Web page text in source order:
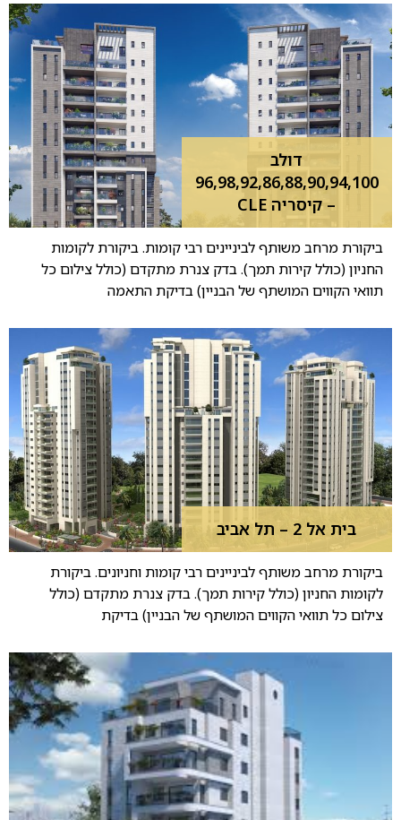
דולב
96,98,92,86,88,90,94,100
– קיסריה CLE
ביקורת מרחב משותף לביניינים רבי קומות. ביקורת לקומות
החניון (כולל קירות תמך). בדק צנרת מתקדם (כולל צילום כל
תוואי הקווים המושתף של הבניין) בדיקת התאמה
בית אל 2 – תל אביב
ביקורת מרחב משותף לביניינים רבי קומות וחניונים. ביקורת
לקומות החניון (כולל קירות תמך). בדק צנרת מתקדם (כולל
צילום כל תוואי הקווים המושתף של הבניין) בדיקת